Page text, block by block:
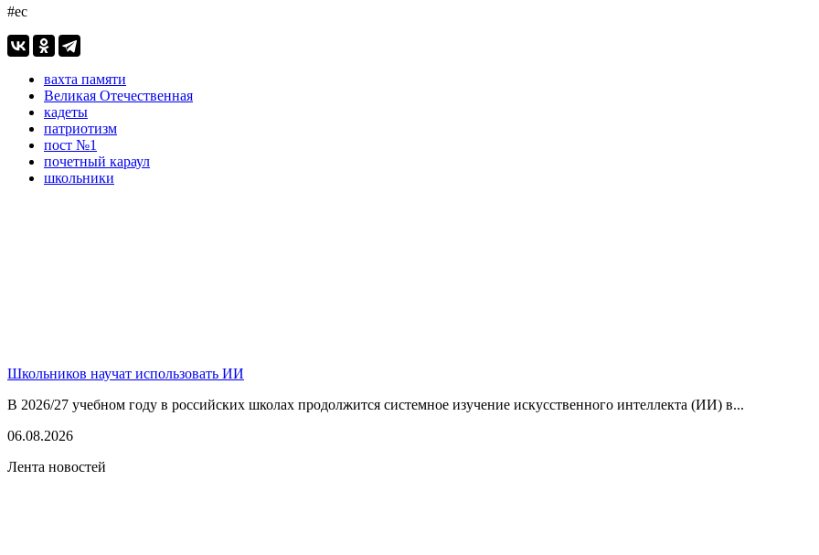
#ес
вахта памяти
Великая Отечественная
кадеты
патриотизм
пост №1
почетный караул
школьники
Школьников научат использовать ИИ
В 2026/27 учебном году в российских школах продолжится системное изучение искусственного интеллекта (ИИ) в...
06.08.2026
Лента новостей